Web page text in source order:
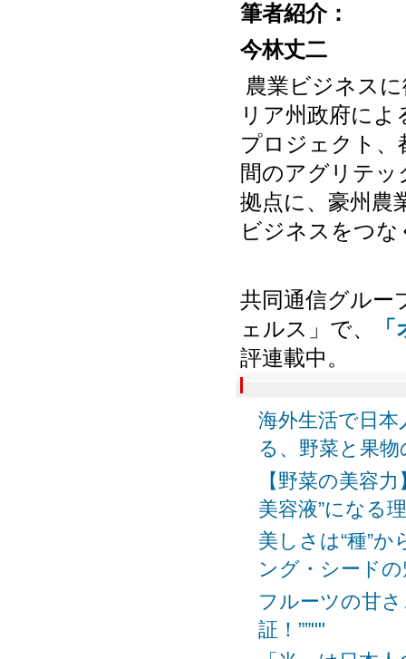
筆者紹介：
今林丈二
農業ビジネス
リア州政府に
プロジェクト、
間のアグリテッ
拠点に、豪州農
ビジネスをつ
共同通信グルー
ェルス」で、
評連載中。
海外生活で日
る、野菜と果
【野菜の美容
美容液”になる
美しさは“種”
ング・シードの
フルーツの甘
証！””""